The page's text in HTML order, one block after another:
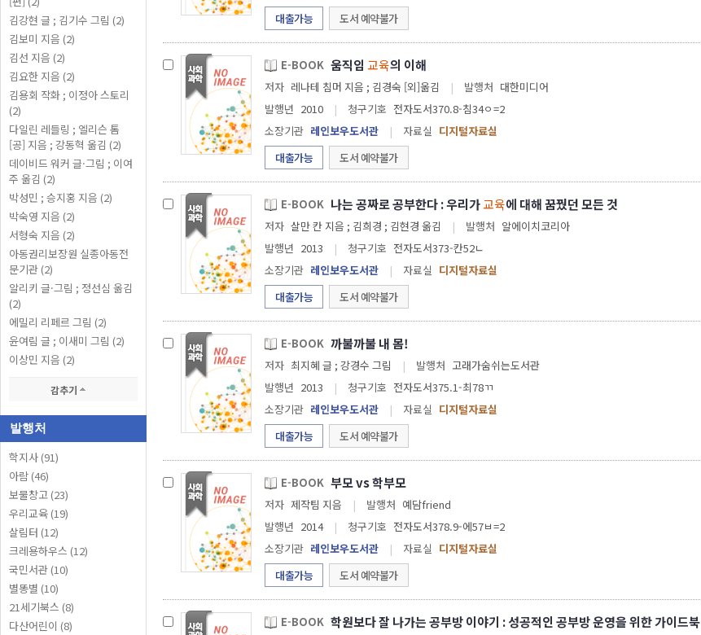
김강현 글 ; 김기수 그림 (2)
김보미 지음 (2)
김선 지음 (2)
김요한 지음 (2)
김용회 작화 ; 이정아 스토리
(2)
다일린 레들링 ; 엘리슨 톰
[공] 지음 ; 강동혁 옮김 (2)
데이비드 워커 글·그림 ; 이여
주 옮김 (2)
박성민 ; 승지홍 지음 (2)
박숙영 지음 (2)
서형숙 지음 (2)
아동권리보장원 실종아동전
문기관 (2)
알리키 글·그림 ; 정선심 옮김
(2)
에밀리 리페르 그림 (2)
윤여림 글 ; 이새미 그림 (2)
이상민 지음 (2)
감추기
발행처
학지사 (91)
아람 (46)
보물창고 (23)
우리교육 (19)
살림터 (12)
크레용하우스 (12)
국민서관 (10)
별똥별 (10)
21세기북스 (8)
다산어린이 (8)
대출가능
도서 예약불가
E-BOOK 움직임 교육의 이해
저자 레나테 침머 지음 ; 김경숙 [외]옮김 | 발행처 대한미디어
발행년 2010 | 청구기호 전자도서370.8-침34ㅇ=2
소장기관 레인보우도서관 | 자료실 디지털자료실
대출가능
도서 예약불가
E-BOOK 나는 공짜로 공부한다 : 우리가교육에 대해 꿈꿨던 모든 것
저자 살만 칸 지음 ; 김희경 ; 김현경 옮김 | 발행처 알에이치코리아
발행년 2013 | 청구기호 전자도서373-칸52ㄴ
소장기관 레인보우도서관 | 자료실 디지털자료실
대출가능
도서 예약불가
E-BOOK 까불까불 내 몸!
저자 최지혜 글 ; 강경수 그림 | 발행처 고래가숨쉬는도서관
발행년 2013 | 청구기호 전자도서375.1-최78ㄲ
소장기관 레인보우도서관 | 자료실 디지털자료실
대출가능
도서 예약불가
E-BOOK 부모 vs 학부모
저자 제작팀 지음 | 발행처 예담friend
발행년 2014 | 청구기호 전자도서378.9-에57ㅂ=2
소장기관 레인보우도서관 | 자료실 디지털자료실
대출가능
도서 예약불가
E-BOOK 학원보다 잘 나가는 공부방 이야기 : 성공적인 공부방 운영을 위한 가이드북